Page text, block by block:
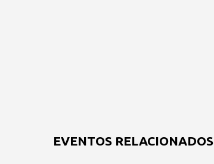
EVENTOS RELACIONADOS